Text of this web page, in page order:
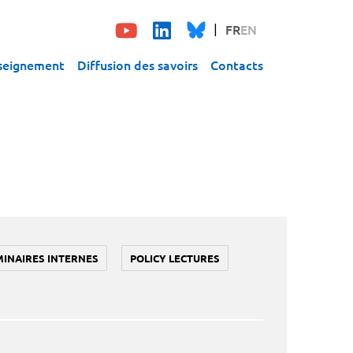
FREN
Diffusion des savoirs Contacts
INTERNES POLICY LECTURES